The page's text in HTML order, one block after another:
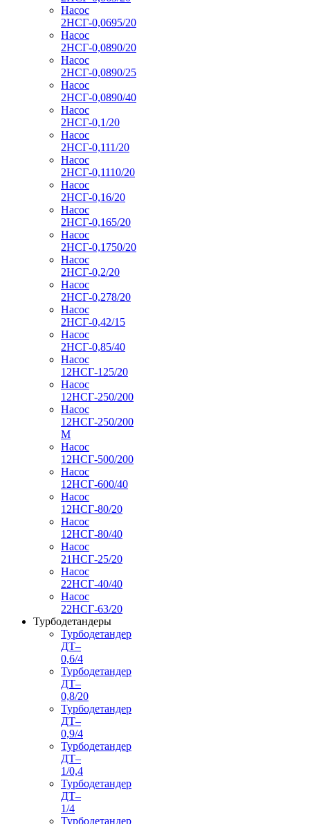
Насос
2НСГ-0,0695/20
Насос
2НСГ-0,0890/20
Насос
2НСГ-0,0890/25
Насос
2НСГ-0,0890/40
Насос
2НСГ-0,1/20
Насос
2НСГ-0,111/20
Насос
2НСГ-0,1110/20
Насос
2НСГ-0,16/20
Насос
2НСГ-0,165/20
Насос
2НСГ-0,1750/20
Насос
2НСГ-0,2/20
Насос
2НСГ-0,278/20
Насос
2НСГ-0,42/15
Насос
2НСГ-0,85/40
Насос
12НСГ-125/20
Насос
12НСГ-250/200
Насос
12НСГ-250/200
М
Насос
12НСГ-500/200
Насос
12НСГ-600/40
Насос
12НСГ-80/20
Насос
12НСГ-80/40
Насос
21НСГ-25/20
Насос
22НСГ-40/40
Насос
22НСГ-63/20
Турбодетандеры
Турбодетандер
ДТ–
0,6/4
Турбодетандер
ДТ–
0,8/20
Турбодетандер
ДТ–
0,9/4
Турбодетандер
ДТ–
1/0,4
Турбодетандер
ДТ–
1/4
Турбодетандер